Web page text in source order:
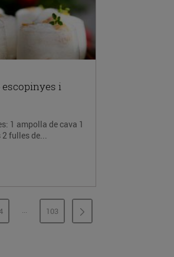
escopinyes i
1 ampolla de cava 1
2 fulles de...
...PÀGINES INTERMÈDIES
PÀGINA
103